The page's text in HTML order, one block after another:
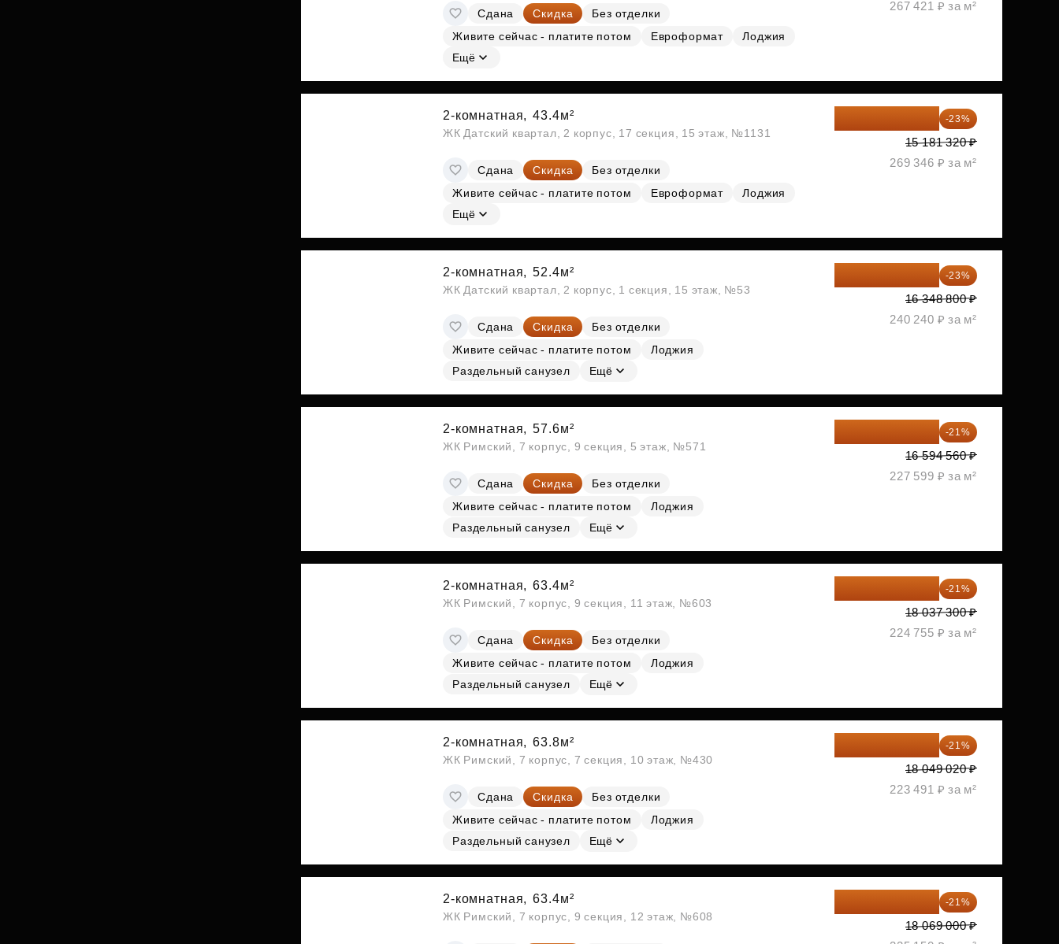
Сдана Скидка
Без отделки
Живите сейчас - платите потом
Евроформат
Лоджия
Ещё
267 421 ₽ за м²
2-комнатная, 43.4м²
ЖК Датский квартал, 2 корпус, 17 секция, 15 этаж, №1131
Сдана Скидка
Без отделки
Живите сейчас - платите потом
Евроформат
Лоджия
Ещё
-23%
15 181 320 ₽
269 346 ₽ за м²
2-комнатная, 52.4м²
ЖК Датский квартал, 2 корпус, 1 секция, 15 этаж, №53
Сдана Скидка
Без отделки
Живите сейчас - платите потом
Лоджия
Раздельный санузел
Ещё
-23%
16 348 800 ₽
240 240 ₽ за м²
2-комнатная, 57.6м²
ЖК Римский, 7 корпус, 9 секция, 5 этаж, №571
Сдана Скидка
Без отделки
Живите сейчас - платите потом
Лоджия
Раздельный санузел
Ещё
-21%
16 594 560 ₽
227 599 ₽ за м²
2-комнатная, 63.4м²
ЖК Римский, 7 корпус, 9 секция, 11 этаж, №603
Сдана Скидка
Без отделки
Живите сейчас - платите потом
Лоджия
Раздельный санузел
Ещё
-21%
18 037 300 ₽
224 755 ₽ за м²
2-комнатная, 63.8м²
ЖК Римский, 7 корпус, 7 секция, 10 этаж, №430
Сдана Скидка
Без отделки
Живите сейчас - платите потом
Лоджия
Раздельный санузел
Ещё
-21%
18 049 020 ₽
223 491 ₽ за м²
2-комнатная, 63.4м²
ЖК Римский, 7 корпус, 9 секция, 12 этаж, №608
-21%
18 069 000 ₽